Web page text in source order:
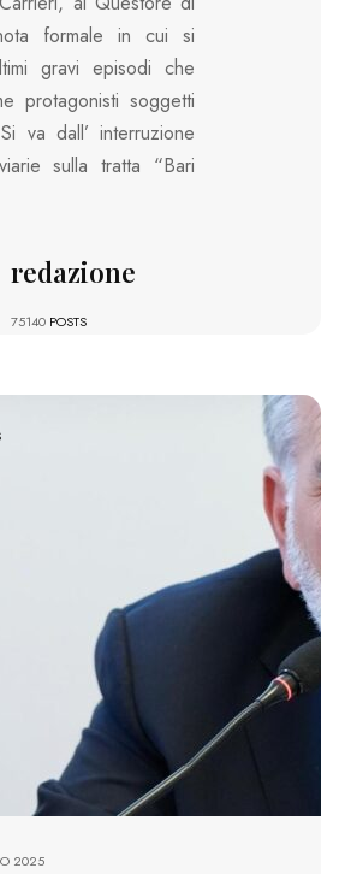
formale in cui si
gravi episodi che
protagonisti soggetti
va dall’ interruzione
sulla tratta “Bari
redazione
75140 POSTS
2025